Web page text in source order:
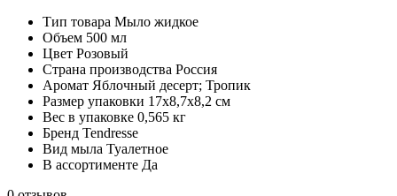
Тип товара Мыло жидкое
Объем 500 мл
Цвет Розовый
Страна производства Россия
Аромат Яблочный десерт; Тропик
Размер упаковки 17х8,7х8,2 см
Вес в упаковке 0,565 кг
Бренд Tendresse
Вид мыла Туалетное
В ассортименте Да